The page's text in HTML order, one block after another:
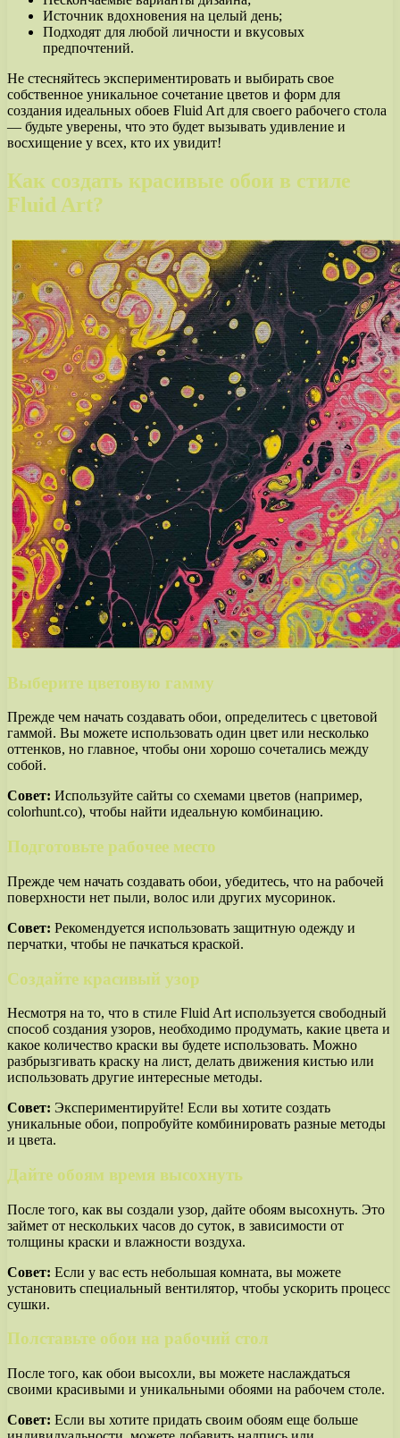
Источник вдохновения на целый день;
Подходят для любой личности и вкусовых
предпочтений.
Не стесняйтесь экспериментировать и выбирать свое
собственное уникальное сочетание цветов и форм для
создания идеальных обоев Fluid Art для своего рабочего стола
— будьте уверены, что это будет вызывать удивление и
восхищение у всех, кто их увидит!
Как создать красивые обои в стиле
Fluid Art?
Выберите цветовую гамму
Прежде чем начать создавать обои, определитесь с цветовой
гаммой. Вы можете использовать один цвет или несколько
оттенков, но главное, чтобы они хорошо сочетались между
собой.
Совет: Используйте сайты со схемами цветов (например,
colorhunt.co), чтобы найти идеальную комбинацию.
Подготовьте рабочее место
Прежде чем начать создавать обои, убедитесь, что на рабочей
поверхности нет пыли, волос или других мусоринок.
Совет: Рекомендуется использовать защитную одежду и
перчатки, чтобы не пачкаться краской.
Создайте красивый узор
Несмотря на то, что в стиле Fluid Art используется свободный
способ создания узоров, необходимо продумать, какие цвета и
какое количество краски вы будете использовать. Можно
разбрызгивать краску на лист, делать движения кистью или
использовать другие интересные методы.
Совет: Экспериментируйте! Если вы хотите создать
уникальные обои, попробуйте комбинировать разные методы
и цвета.
Дайте обоям время высохнуть
После того, как вы создали узор, дайте обоям высохнуть. Это
займет от нескольких часов до суток, в зависимости от
толщины краски и влажности воздуха.
Совет: Если у вас есть небольшая комната, вы можете
установить специальный вентилятор, чтобы ускорить процесс
сушки.
Полставьте обои на рабочий стол
После того, как обои высохли, вы можете наслаждаться
своими красивыми и уникальными обоями на рабочем столе.
Совет: Если вы хотите придать своим обоям еще больше